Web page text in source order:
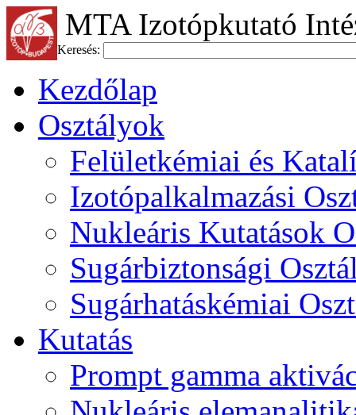
MTA Izotópkutató
Keresés:
Kezdőlap
Osztályok
Felületkémiai és
Izotópalkalmazási
Nukleáris Kutatások
Sugárbiztonsági
Sugárhatáskémiai
Kutatás
Prompt gamma